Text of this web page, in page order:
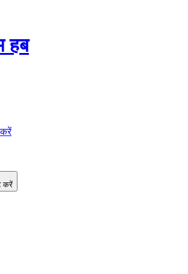
हब
करें